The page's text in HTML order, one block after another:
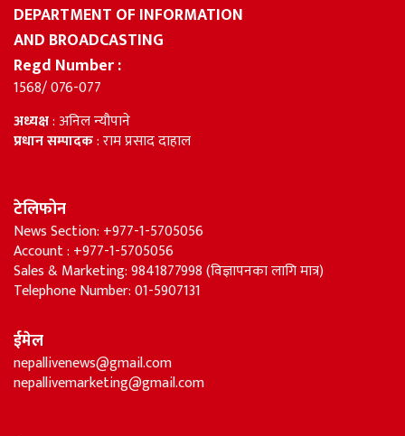
DEPARTMENT OF INFORMATION
AND BROADCASTING
Regd Number :
1568/ 076-077
अध्यक्ष: अनिल न्यौपाने
प्रधान सम्पादक: राम प्रसाद दाहाल
टेलिफोन
News Section: +977-1-5705056
Account : +977-1-5705056
Sales & Marketing: 9841877998 (विज्ञापनका लागि मात्र)
Telephone Number: 01-5907131
ईमेल
nepallivenews@gmail.com
nepallivemarketing@gmail.com